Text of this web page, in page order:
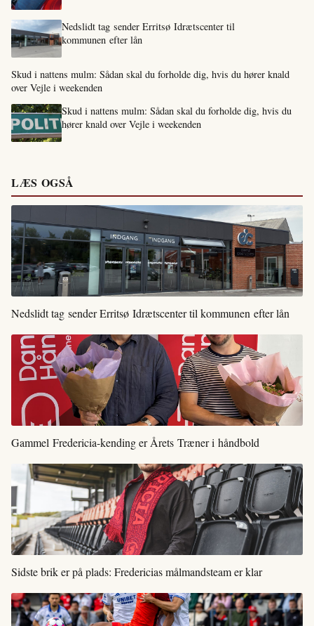
Nedslidt tag sender Erritsø Idrætscenter til
kommunen efter lån
Skud i nattens mulm: Sådan skal du forholde dig, hvis du hører knald
over Vejle i weekenden
Skud i nattens mulm: Sådan skal du forholde dig, hvis du
hører knald over Vejle i weekenden
LÆS OGSÅ
Nedslidt tag sender Erritsø Idrætscenter til kommunen efter lån
Gammel Fredericia-kending er Årets Træner i håndbold
Sidste brik er på plads: Fredericias målmandsteam er klar